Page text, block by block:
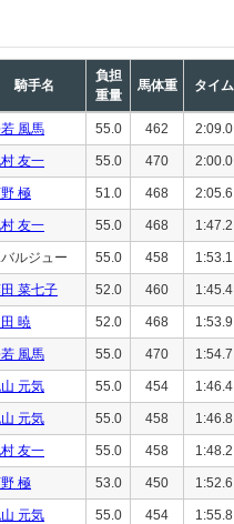
騎手名
負担
重量
馬体重 タイム
風馬 55.0 462 2:09.0
友一 55.0 470 2:00.0
極 51.0 468 2:05.6
友一 55.0 468 1:47.2
ルジュー 55.0 458 1:53.1
菜七子 52.0 460 1:45.4
暁 52.0 468 1:53.9
風馬 55.0 470 1:54.7
元気 55.0 454 1:46.4
元気 55.0 458 1:46.8
友一 55.0 458 1:48.2
極 53.0 450 1:52.6
元気 55.0 454 1:55.8